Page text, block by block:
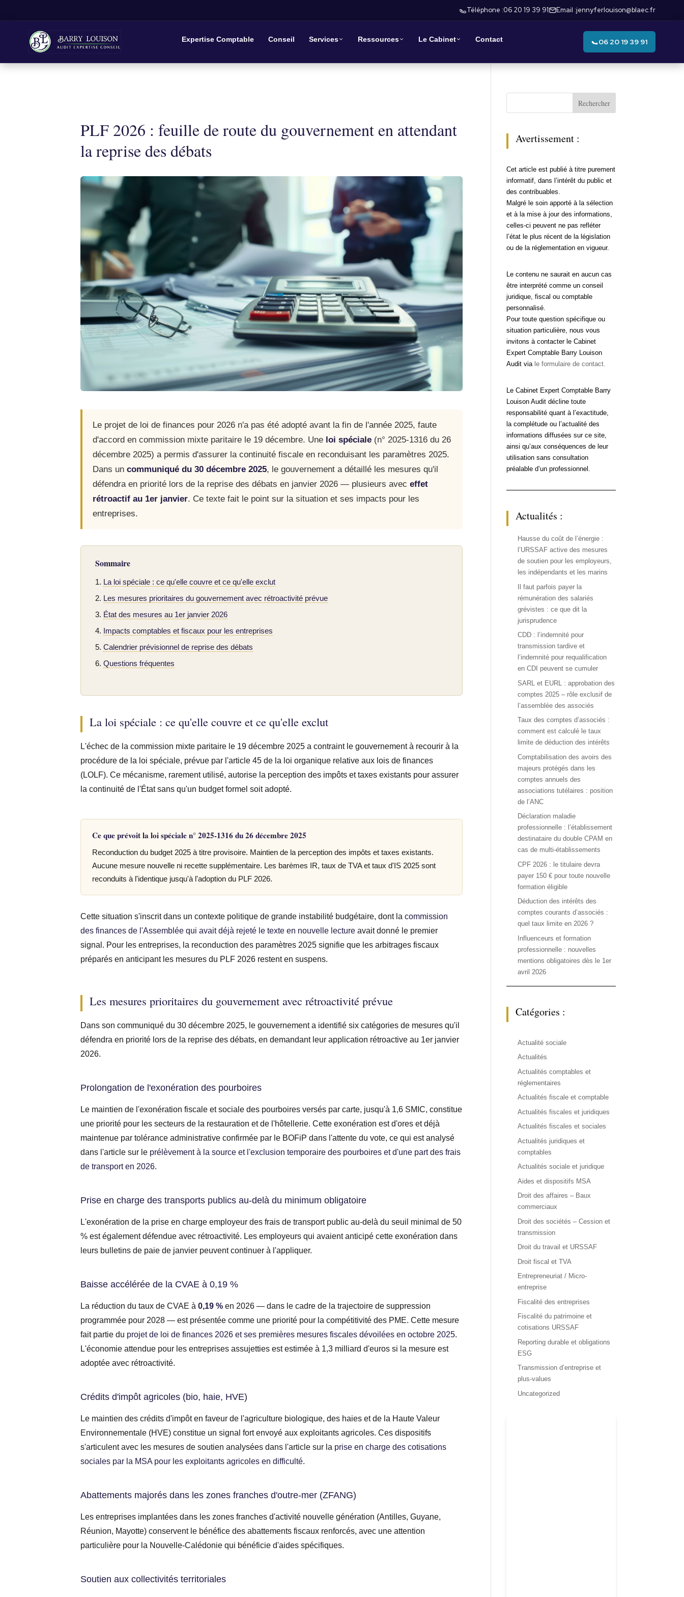
Téléphone :06 20 19 39 91 Email :jennyferlouison@blaec.fr
Expertise Comptable Conseil Services Ressources Le Cabinet Contact 06 20 19 39 91
PLF 2026 : feuille de route du gouvernement en attendant
la reprise des débats
Le projet de loi de finances pour 2026 n'a pas été adopté avant la fin de l'année 2025, faute
d'accord en commission mixte paritaire le 19 décembre. Une loi spéciale (n° 2025-1316 du 26
décembre 2025) a permis d'assurer la continuité fiscale en reconduisant les paramètres 2025.
Dans uncommuniqué du 30 décembre 2025, le gouvernement a détaillé les mesures qu'il
défendra en priorité lors de la reprise des débats en janvier 2026 — plusieurs aveceffet
rétroactif au 1er janvier. Ce texte fait le point sur la situation et ses impacts pour les
entreprises.
Sommaire
La loi spéciale : ce qu'elle couvre et ce qu'elle exclut
Les mesures prioritaires du gouvernement avec rétroactivité prévue
État des mesures au 1er janvier 2026
Impacts comptables et fiscaux pour les entreprises
Calendrier prévisionnel de reprise des débats
Questions fréquentes
La loi spéciale : ce qu'elle couvre et ce qu'elle exclut
L'échec de la commission mixte paritaire le 19 décembre 2025 a contraint le gouvernement à recourir à la
procédure de la loi spéciale, prévue par l'article 45 de la loi organique relative aux lois de finances
(LOLF). Ce mécanisme, rarement utilisé, autorise la perception des impôts et taxes existants pour assurer
la continuité de l'État sans qu'un budget formel soit adopté.
Ce que prévoit la loi spéciale n° 2025-1316 du 26 décembre 2025
Reconduction du budget 2025 à titre provisoire. Maintien de la perception des impôts et taxes existants.
Aucune mesure nouvelle ni recette supplémentaire. Les barèmes IR, taux de TVA et taux d'IS 2025 sont
reconduits à l'identique jusqu'à l'adoption du PLF 2026.
Cette situation s'inscrit dans un contexte politique de grande instabilité budgétaire, dont lacommission
des finances de l'Assemblée qui avait déjà rejeté le texte en nouvelle lecture avait donné le premier
signal. Pour les entreprises, la reconduction des paramètres 2025 signifie que les arbitrages fiscaux
préparés en anticipant les mesures du PLF 2026 restent en suspens.
Les mesures prioritaires du gouvernement avec rétroactivité prévue
Dans son communiqué du 30 décembre 2025, le gouvernement a identifié six catégories de mesures qu'il
défendra en priorité lors de la reprise des débats, en demandant leur application rétroactive au 1er janvier
2026.
Prolongation de l'exonération des pourboires
Le maintien de l'exonération fiscale et sociale des pourboires versés par carte, jusqu'à 1,6 SMIC, constitue
une priorité pour les secteurs de la restauration et de l'hôtellerie. Cette exonération est d'ores et déjà
maintenue par tolérance administrative confirmée par le BOFiP dans l'attente du vote, ce qui est analysé
dans l'article sur le prélèvement à la source et l'exclusion temporaire des pourboires et d'une part des frais
de transport en 2026.
Prise en charge des transports publics au-delà du minimum obligatoire
L'exonération de la prise en charge employeur des frais de transport public au-delà du seuil minimal de 50
% est également défendue avec rétroactivité. Les employeurs qui avaient anticipé cette exonération dans
leurs bulletins de paie de janvier peuvent continuer à l'appliquer.
Baisse accélérée de la CVAE à 0,19 %
La réduction du taux de CVAE à0,19 % en 2026 — dans le cadre de la trajectoire de suppression
programmée pour 2028 — est présentée comme une priorité pour la compétitivité des PME. Cette mesure
fait partie du projet de loi de finances 2026 et ses premières mesures fiscales dévoilées en octobre 2025.
L'économie attendue pour les entreprises assujetties est estimée à 1,3 milliard d'euros si la mesure est
adoptée avec rétroactivité.
Crédits d'impôt agricoles (bio, haie, HVE)
Le maintien des crédits d'impôt en faveur de l'agriculture biologique, des haies et de la Haute Valeur
Environnementale (HVE) constitue un signal fort envoyé aux exploitants agricoles. Ces dispositifs
s'articulent avec les mesures de soutien analysées dans l'article sur la prise en charge des cotisations
sociales par la MSA pour les exploitants agricoles en difficulté.
Abattements majorés dans les zones franches d'outre-mer (ZFANG)
Les entreprises implantées dans les zones franches d'activité nouvelle génération (Antilles, Guyane,
Réunion, Mayotte) conservent le bénéfice des abattements fiscaux renforcés, avec une attention
particulière pour la Nouvelle-Calédonie qui bénéficie d'aides spécifiques.
Soutien aux collectivités territoriales
Rechercher
Avertissement :
Cet article est publié à titre purement
informatif, dans l’intérêt du public et
des contribuables.
Malgré le soin apporté à la sélection
et à la mise à jour des informations,
celles-ci peuvent ne pas refléter
l’état le plus récent de la législation
ou de la réglementation en vigueur.
Le contenu ne saurait en aucun cas
être interprété comme un conseil
juridique, fiscal ou comptable
personnalisé.
Pour toute question spécifique ou
situation particulière, nous vous
invitons à contacter le Cabinet
Expert Comptable Barry Louison
Audit via le formulaire de contact.
Le Cabinet Expert Comptable Barry
Louison Audit décline toute
responsabilité quant à l’exactitude,
la complétude ou l’actualité des
informations diffusées sur ce site,
ainsi qu’aux conséquences de leur
utilisation sans consultation
préalable d’un professionnel.
Actualités :
Hausse du coût de l’énergie :
l’URSSAF active des mesures
de soutien pour les employeurs,
les indépendants et les marins
Il faut parfois payer la
rémunération des salariés
grévistes : ce que dit la
jurisprudence
CDD : l’indemnité pour
transmission tardive et
l’indemnité pour requalification
en CDI peuvent se cumuler
SARL et EURL : approbation des
comptes 2025 – rôle exclusif de
l’assemblée des associés
Taux des comptes d’associés :
comment est calculé le taux
limite de déduction des intérêts
Comptabilisation des avoirs des
majeurs protégés dans les
comptes annuels des
associations tutélaires : position
de l’ANC
Déclaration maladie
professionnelle : l’établissement
destinataire du double CPAM en
cas de multi-établissements
CPF 2026 : le titulaire devra
payer 150 € pour toute nouvelle
formation éligible
Déduction des intérêts des
comptes courants d’associés :
quel taux limite en 2026 ?
Influenceurs et formation
professionnelle : nouvelles
mentions obligatoires dès le 1er
avril 2026
Catégories :
Actualité sociale
Actualités
Actualités comptables et
réglementaires
Actualités fiscale et comptable
Actualités fiscales et juridiques
Actualités fiscales et sociales
Actualités juridiques et
comptables
Actualités sociale et juridique
Aides et dispositifs MSA
Droit des affaires – Baux
commerciaux
Droit des sociétés – Cession et
transmission
Droit du travail et URSSAF
Droit fiscal et TVA
Entrepreneuriat / Micro-
entreprise
Fiscalité des entreprises
Fiscalité du patrimoine et
cotisations URSSAF
Reporting durable et obligations
ESG
Transmission d’entreprise et
plus-values
Uncategorized